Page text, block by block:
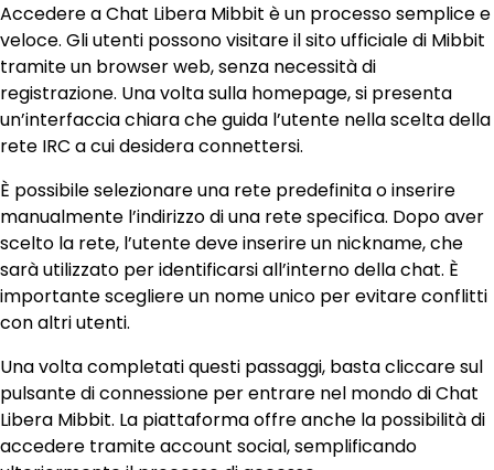
Accedere a Chat Libera Mibbit è un processo semplice e
veloce. Gli utenti possono visitare il sito ufficiale di Mibbit
tramite un browser web, senza necessità di
registrazione. Una volta sulla homepage, si presenta
un’interfaccia chiara che guida l’utente nella scelta della
rete IRC a cui desidera connettersi.
È possibile selezionare una rete predefinita o inserire
manualmente l’indirizzo di una rete specifica. Dopo aver
scelto la rete, l’utente deve inserire un nickname, che
sarà utilizzato per identificarsi all’interno della chat. È
importante scegliere un nome unico per evitare conflitti
con altri utenti.
Una volta completati questi passaggi, basta cliccare sul
pulsante di connessione per entrare nel mondo di Chat
Libera Mibbit. La piattaforma offre anche la possibilità di
accedere tramite account social, semplificando